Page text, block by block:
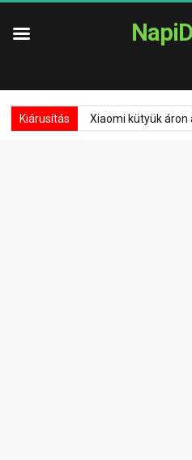
Kiárusítás Xiaomi kütyük áron